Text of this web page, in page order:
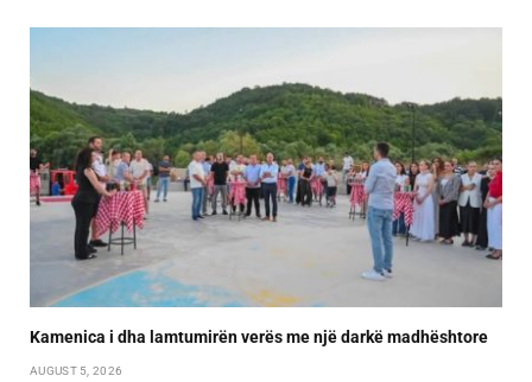
Kamenica i dha lamtumirën verës me një darkë madhështore
AUGUST 5, 2026